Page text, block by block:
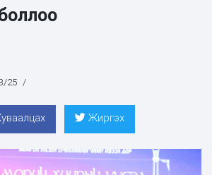
25 /
Жиргэх